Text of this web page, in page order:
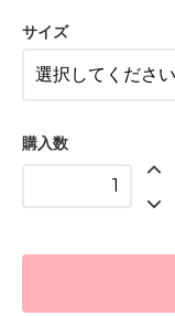
サイズ
購入数